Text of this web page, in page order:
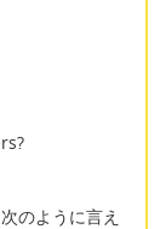
のように言え